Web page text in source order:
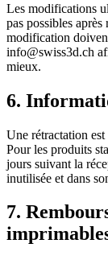
Les modifications
pas possibles
modification
info@swiss3d.ch
mieux.
6.
Une rétractation
Pour les produits
jours suivant la
inutilisée et dans
7.